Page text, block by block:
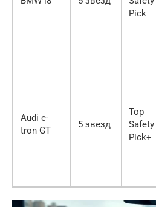
Pick
Audi e-
tron GT
5 звезд
Top
Safety
Pick+